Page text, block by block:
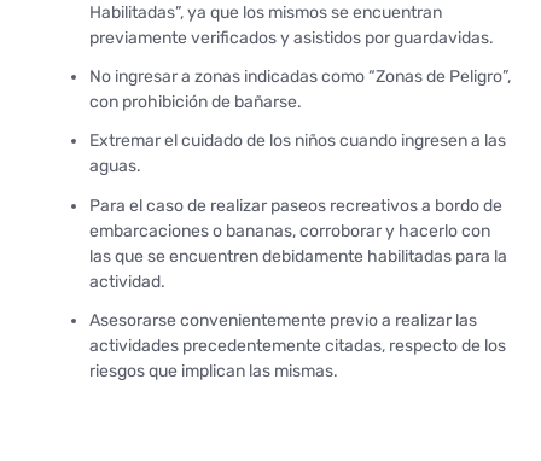
Habilitadas”, ya que los mismos se encuentran
previamente verificados y asistidos por guardavidas.
No ingresar a zonas indicadas como “Zonas de Peligro”,
con prohibición de bañarse.
Extremar el cuidado de los niños cuando ingresen a las
aguas.
Para el caso de realizar paseos recreativos a bordo de
embarcaciones o bananas, corroborar y hacerlo con
las que se encuentren debidamente habilitadas para la
actividad.
Asesorarse convenientemente previo a realizar las
actividades precedentemente citadas, respecto de los
riesgos que implican las mismas.